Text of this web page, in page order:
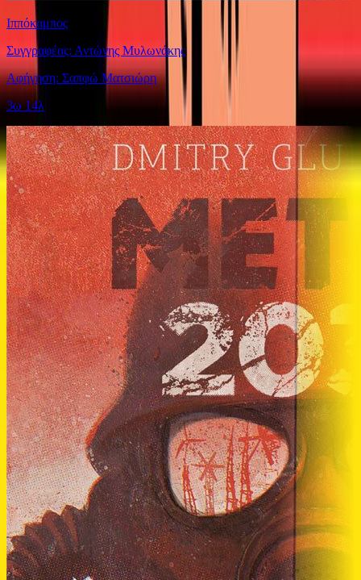
Ιππόκαμπος
Συγγραφέας: Αντώνης Μυλωνάκης
Αφήγηση: Σαπφώ Ματσιώρη
3ω 14λ